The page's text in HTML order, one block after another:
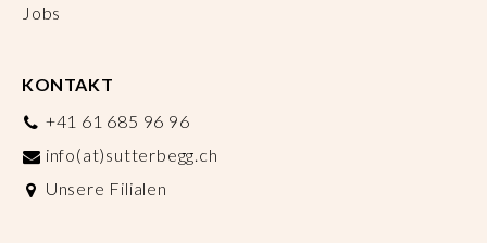
Jobs
KONTAKT
+41 61 685 96 96
info(at)sutterbegg.ch
Unsere Filialen